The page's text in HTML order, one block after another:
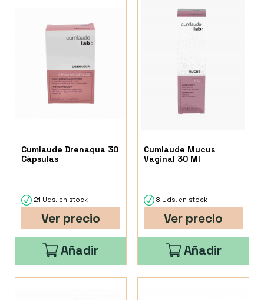
Cumlaude Drenaqua 30
Cápsulas
21 Uds. en stock
Ver precio
Añadir
Cumlaude Mucus
Vaginal 30 Ml
8 Uds. en stock
Ver precio
Añadir